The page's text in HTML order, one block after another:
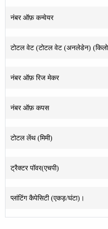
नंबर ऑफ़ कन्वेयर
टोटल वेट (टोटल वेट (अनलेडेन)
नंबर ऑफ़ रिज मेकर
नंबर ऑफ़ कपस
टोटल लेंथ (मिमी)
ट्रैक्टर पॉवर(एचपी)
प्लांटिंग कैपेसिटी (एकड़/घंटा)।